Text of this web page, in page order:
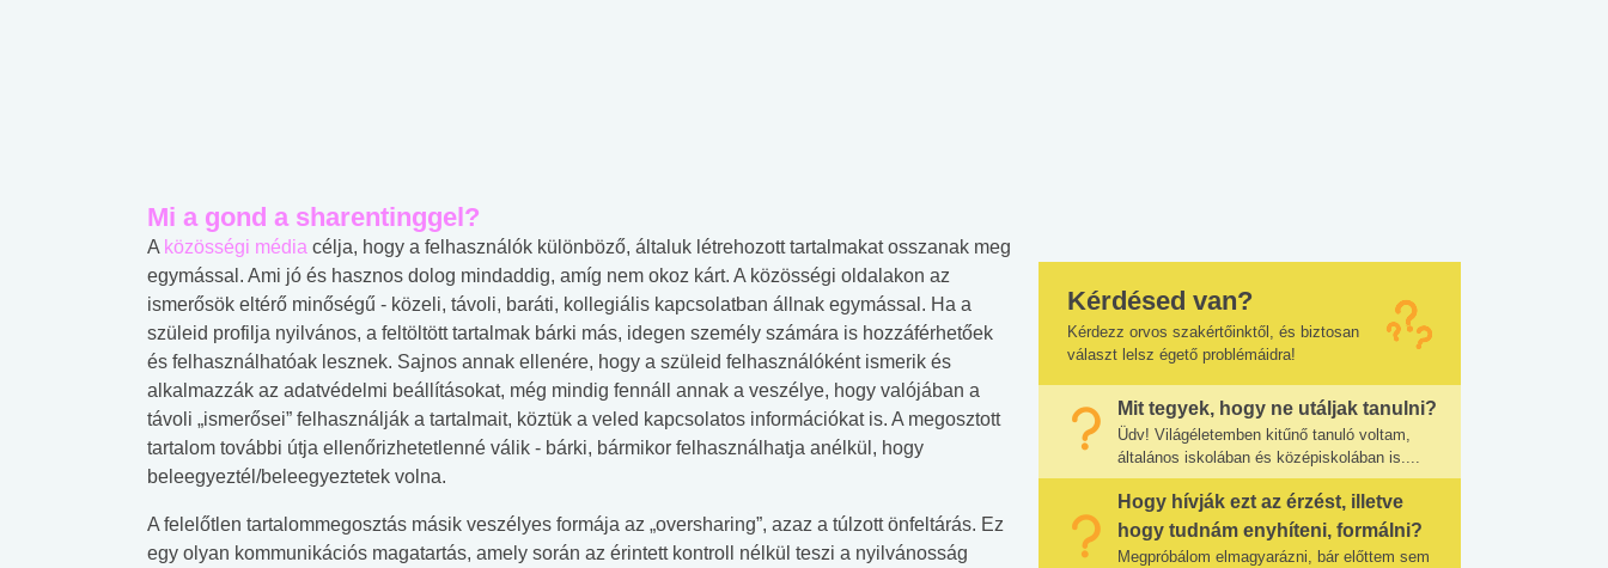
Mi a gond a sharentinggel?
A közösségi média célja, hogy a felhasználók különböző, általuk létrehozott tartalmakat osszanak meg
egymással. Ami jó és hasznos dolog mindaddig, amíg nem okoz kárt. A közösségi oldalakon az
ismerősök eltérő minőségű - közeli, távoli, baráti, kollegiális kapcsolatban állnak egymással. Ha a
szüleid profilja nyilvános, a feltöltött tartalmak bárki más, idegen személy számára is hozzáférhetőek
és felhasználhatóak lesznek. Sajnos annak ellenére, hogy a szüleid felhasználóként ismerik és
alkalmazzák az adatvédelmi beállításokat, még mindig fennáll annak a veszélye, hogy valójában a
távoli „ismerősei” felhasználják a tartalmait, köztük a veled kapcsolatos információkat is. A megosztott
tartalom további útja ellenőrizhetetlenné válik - bárki, bármikor felhasználhatja anélkül, hogy
beleegyeztél/beleegyeztetek volna.
A felelőtlen tartalommegosztás másik veszélyes formája az „oversharing”, azaz a túlzott önfeltárás. Ez
egy olyan kommunikációs magatartás, amely során az érintett kontroll nélkül teszi a nyilvánosság
Kérdésed van?
Kérdezz orvos szakértőinktől, és biztosan
választ lelsz égető problémáidra!
Mit tegyek, hogy ne utáljak tanulni?
Üdv! Világéletemben kitűnő tanuló voltam,
általános iskolában és középiskolában is....
Hogy hívják ezt az érzést, illetve
hogy tudnám enyhíteni, formálni?
Megpróbálom elmagyarázni, bár előttem sem